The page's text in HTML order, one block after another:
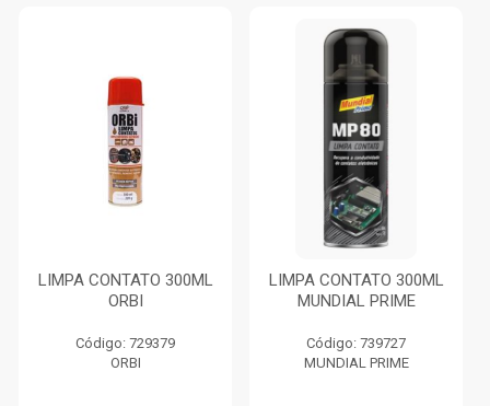
LIMPA CONTATO 300ML
ORBI
Código: 729379
ORBI
LIMPA CONTATO 300ML
MUNDIAL PRIME
Código: 739727
MUNDIAL PRIME